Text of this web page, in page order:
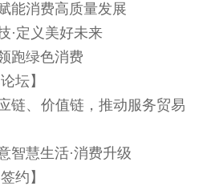
能消费高质量发展
·定义美好未来
跑绿色消费
坛】
链、价值链，推动服务贸易
智慧生活·消费升级
约】